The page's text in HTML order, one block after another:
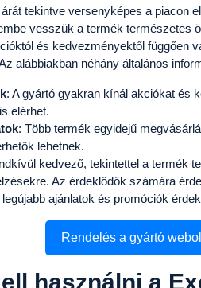
tekintve versenyképes a piacon
vesszük a termék természetes
és kedvezményektől függően
alábbiakban néhány általános
: A gyártó gyakran kínál akciókat és
elérhet.
: Több termék egyidejű
lehetnek.
kedvező, tekintettel a termék
Az érdeklődők számára
ajánlatok és promóciók
Rendelés a gyártó
használni a